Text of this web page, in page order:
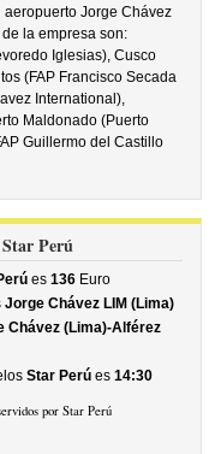
Jorge Chávez
la empresa son:
Iglesias), Cusco
(FAP Francisco Secada
International),
Maldonado (Puerto
Guillermo del Castillo
Star Perú
es136 Euro
Jorge Chávez LIM (Lima)
Chávez (Lima)-Alférez
Star Perú es14:30
por Star Perú